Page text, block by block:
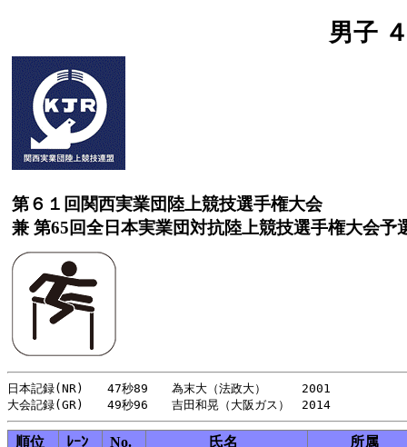
男子
第６１回関西実業団陸上競技選手権大会
兼 第65回全日本実業団対抗陸上競技選手権大会予
日本記録(NR)　　47秒89　　為末大（法政大）　　　2001
順位 ﾚｰﾝ No. 氏名 所属